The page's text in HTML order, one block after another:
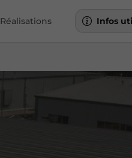
Réalisations Infos